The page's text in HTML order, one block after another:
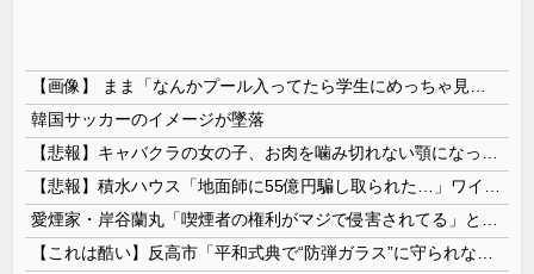
韓国サッカーのイメージが墜落